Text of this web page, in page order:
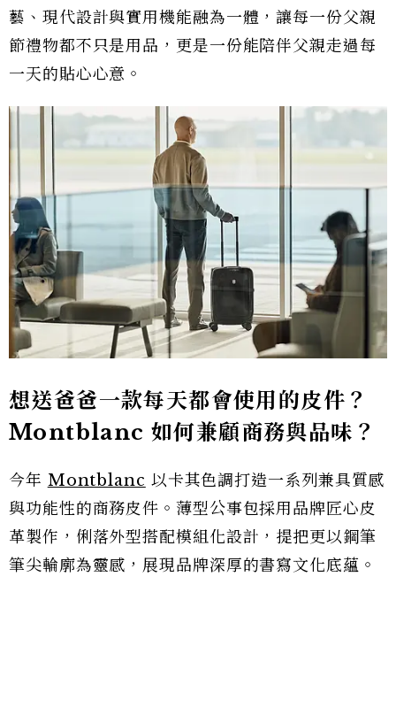
藝、現代設計與實用機能融為一體，讓每一份父親
節禮物都不只是用品，更是一份能陪伴父親走過每
一天的貼心心意。
想送爸爸一款每天都會使用的皮件？
Montblanc 如何兼顧商務與品味？
今年 Montblanc 以卡其色調打造一系列兼具質感
與功能性的商務皮件。薄型公事包採用品牌匠心皮
革製作，俐落外型搭配模組化設計，提把更以鋼筆
筆尖輪廓為靈感，展現品牌深厚的書寫文化底蘊。